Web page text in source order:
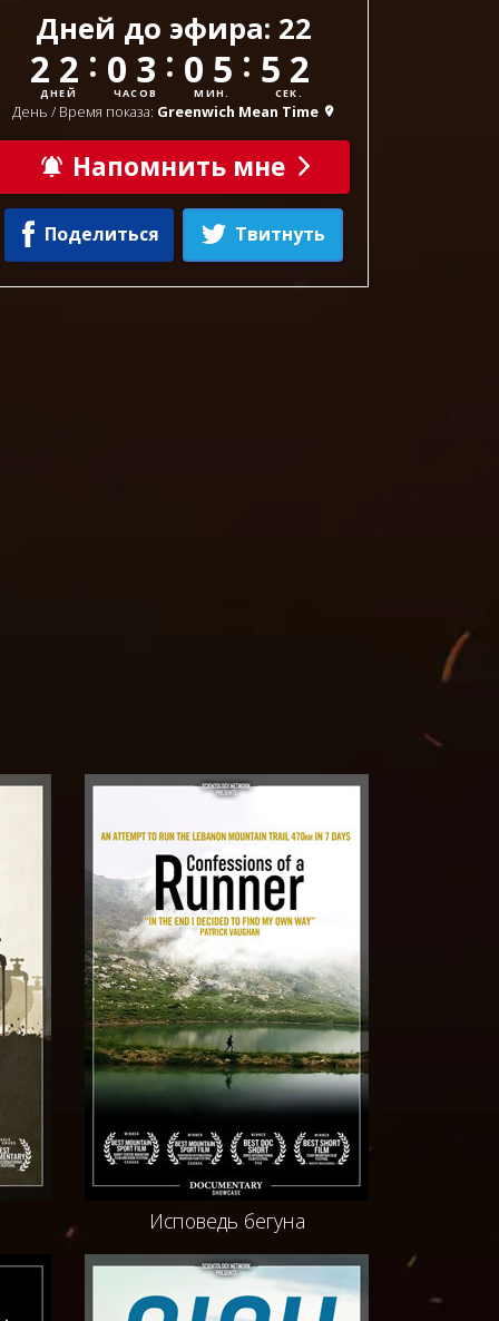
Дней до эфира: 22
22
ДНЕЙ
: 03
ЧАСОВ
: 05
МИН.
: 50
СЕК.
День / Время показа: Greenwich Mean Time
Напомнить мне
Поделиться Твитнуть
Исповедь бегуна